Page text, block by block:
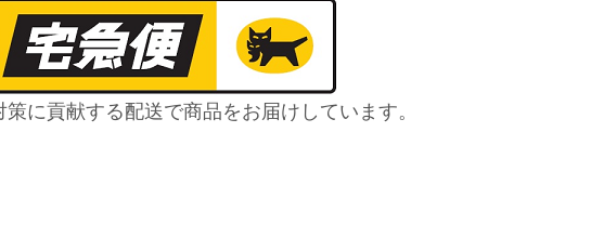
に貢献する配送で商品をお届けしています。